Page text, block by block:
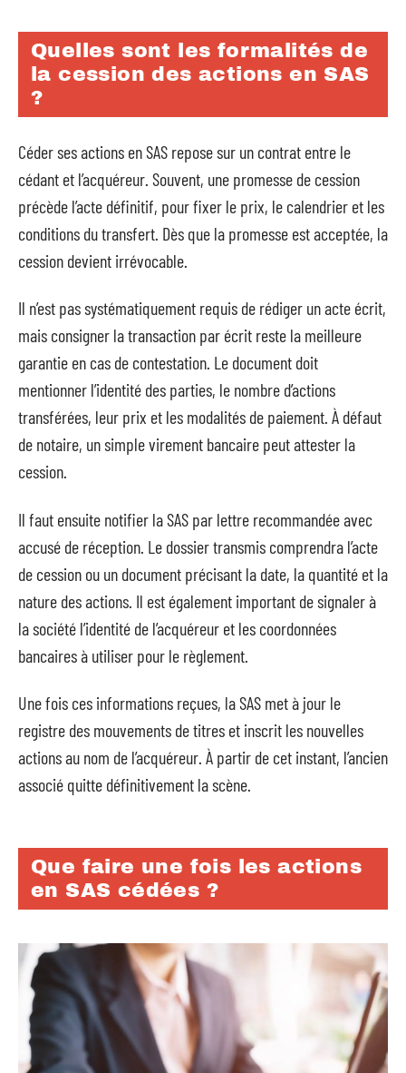
Quelles sont les formalités de
la cession des actions en SAS
?
Céder ses actions en SAS repose sur un contrat entre le
cédant et l’acquéreur. Souvent, une promesse de cession
précède l’acte définitif, pour fixer le prix, le calendrier et les
conditions du transfert. Dès que la promesse est acceptée, la
cession devient irrévocable.
Il n’est pas systématiquement requis de rédiger un acte écrit,
mais consigner la transaction par écrit reste la meilleure
garantie en cas de contestation. Le document doit
mentionner l’identité des parties, le nombre d’actions
transférées, leur prix et les modalités de paiement. À défaut
de notaire, un simple virement bancaire peut attester la
cession.
Il faut ensuite notifier la SAS par lettre recommandée avec
accusé de réception. Le dossier transmis comprendra l’acte
de cession ou un document précisant la date, la quantité et la
nature des actions. Il est également important de signaler à
la société l’identité de l’acquéreur et les coordonnées
bancaires à utiliser pour le règlement.
Une fois ces informations reçues, la SAS met à jour le
registre des mouvements de titres et inscrit les nouvelles
actions au nom de l’acquéreur. À partir de cet instant, l’ancien
associé quitte définitivement la scène.
Que faire une fois les actions
en SAS cédées ?